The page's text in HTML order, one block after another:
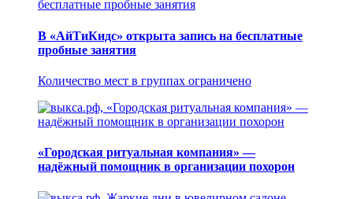
В «АйТиКидс» открыта запись на бесплатные
пробные занятия
Количество мест в группах ограничено
«Городская ритуальная компания» —
надёжный помощник в организации похорон